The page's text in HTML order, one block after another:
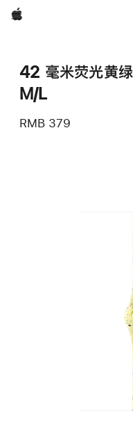
Apple
42 毫米荧光黄
M/L
RMB 379